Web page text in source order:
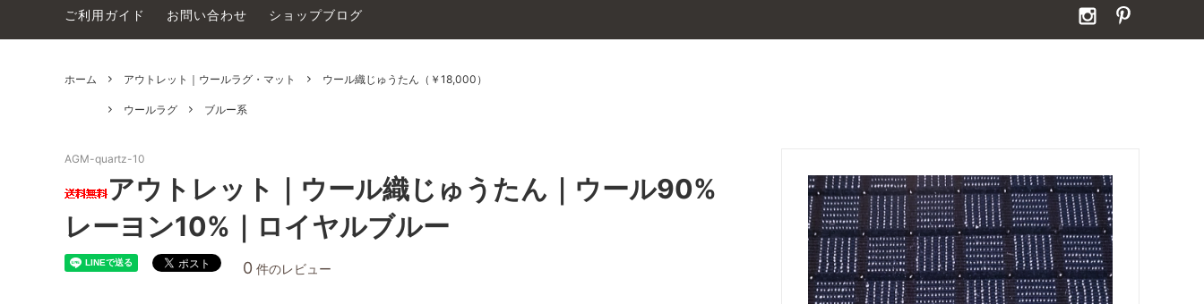
コットンテープ｜10cm幅 カーペットクリーナー｜シミトリ剤
ご利用ガイド お問い合わせ ショップブログ
ホーム アウトレット｜ウールラグ・マット ウール織じゅうたん（￥18,000）
ウールラグ ブルー系
AGM-quartz-10
アウトレット｜ウール織じゅうたん｜ウール90%
レーヨン10%｜ロイヤルブルー
0 件のレビュー